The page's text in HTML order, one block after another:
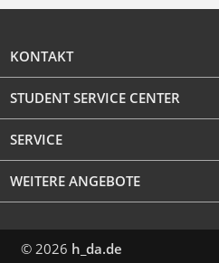
KONTAKT
STUDENT SERVICE CENTER
SERVICE
WEITERE ANGEBOTE
© 2026 h_da.de